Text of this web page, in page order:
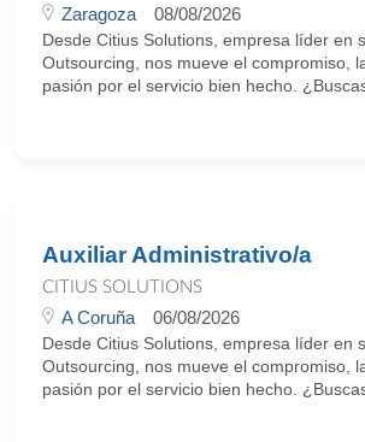
Zaragoza 08/08/2026
Desde Citius Solutions, empresa líder en
Outsourcing, nos mueve el compromiso,
pasión por el servicio bien hecho. ¿Buscas
Auxiliar Administrativo/a
CITIUS SOLUTIONS
A Coruña 06/08/2026
Desde Citius Solutions, empresa líder en
Outsourcing, nos mueve el compromiso,
pasión por el servicio bien hecho. ¿Buscas